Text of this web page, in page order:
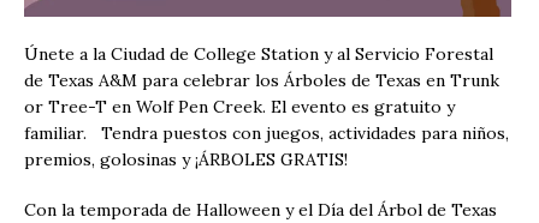
Únete a la Ciudad de College Station y al Servicio Forestal
de Texas A&M para celebrar los Árboles de Texas en Trunk
or Tree-T en Wolf Pen Creek. El evento es gratuito y
familiar. Tendra puestos con juegos, actividades para niños,
premios, golosinas y ¡ÁRBOLES GRATIS!
Con la temporada de Halloween y el Día del Árbol de Texas